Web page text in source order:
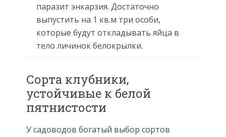
паразит энкарзия. Достаточно
выпустить на 1 кв.м три особи,
которые будут откладывать яйца в
тело личинок белокрылки.
Сорта клубники,
устойчивые к белой
пятнистости
У садоводов богатый выбор сортов